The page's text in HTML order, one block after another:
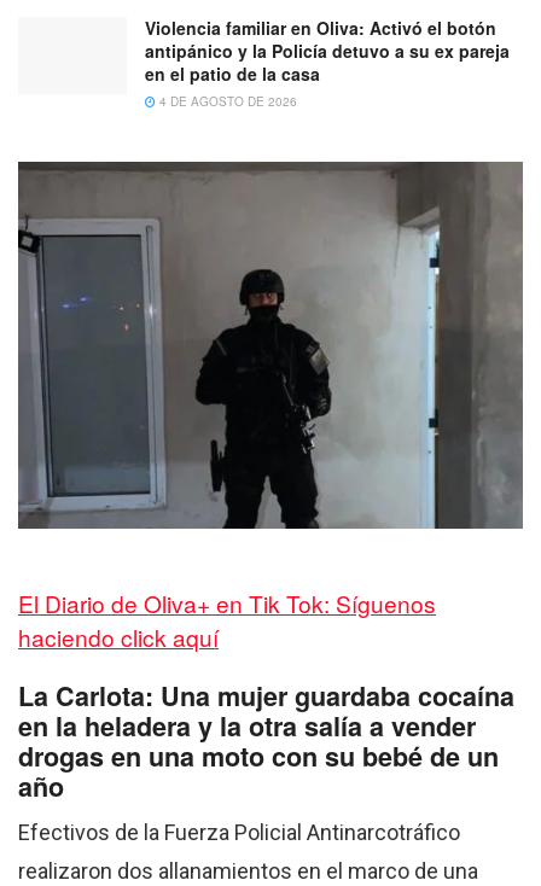
Violencia familiar en Oliva: Activó el botón
antipánico y la Policía detuvo a su ex pareja
en el patio de la casa
4 DE AGOSTO DE 2026
El Diario de Oliva+ en Tik Tok: Síguenos
haciendo click aquí
La Carlota: Una mujer guardaba cocaína
en la heladera y la otra salía a vender
drogas en una moto con su bebé de un
año
Efectivos de la Fuerza Policial Antinarcotráfico
realizaron dos allanamientos en el marco de una